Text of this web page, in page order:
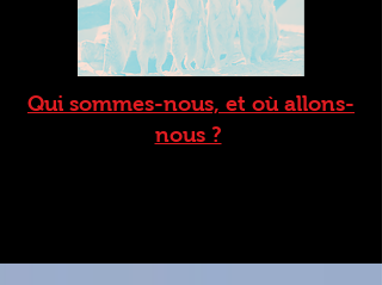
Qui sommes-nous, et où allons-
nous ?